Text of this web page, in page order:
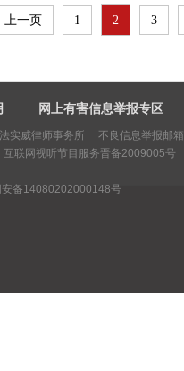
上一页 1 2 3
网上有害信息举报专区
实威律师事务所 不良信息举报邮
互联网视听节目服务晋备2009005号
安备14080202000148号